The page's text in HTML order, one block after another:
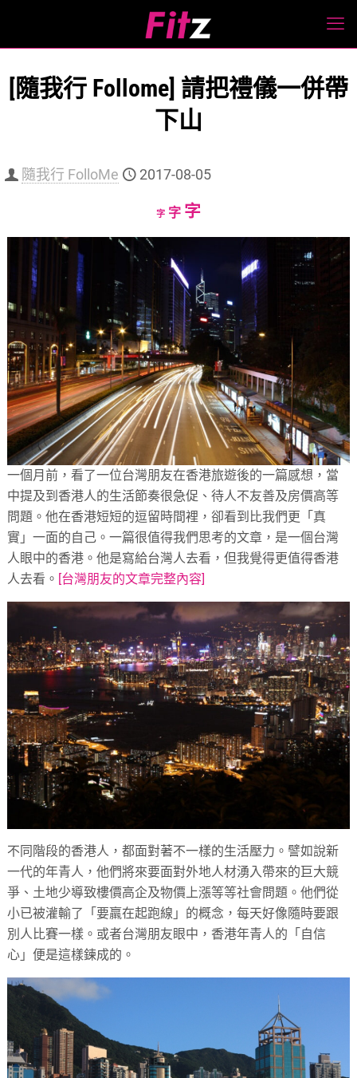
[隨我行 Follome] 請把禮儀一併帶
下山
隨我行 FolloMe 2017-08-05
字Decrease
字Reset
字Increase
一個月前，看了一位台灣朋友在香港旅遊後的一篇感想，當
中提及到香港人的生活節奏很急促、待人不友善及房價高等
問題。他在香港短短的逗留時間裡，卻看到比我們更「真
實」一面的自己。一篇很值得我們思考的文章，是一個台灣
人眼中的香港。他是寫給台灣人去看，但我覺得更值得香港
人去看。 [台灣朋友的文章完整內容]
不同階段的香港人，都面對著不一樣的生活壓力。譬如說新
一代的年青人，他們將來要面對外地人材湧入帶來的巨大競
爭、土地少導致樓價高企及物價上漲等等社會問題。他們從
小已被灌輸了「要羸在起跑線」的概念，每天好像隨時要跟
別人比賽一樣。或者台灣朋友眼中，香港年青人的「自信
心」便是這樣鍊成的。